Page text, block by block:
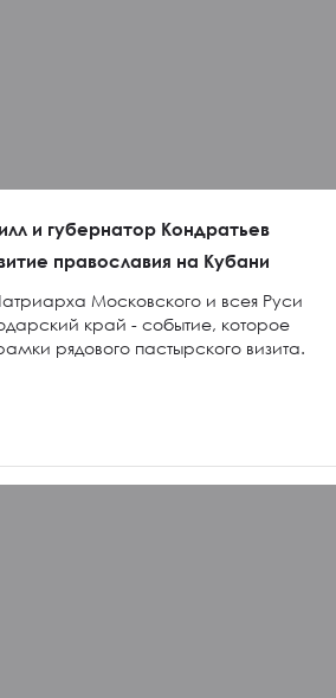
и губернатор Кондратьев
православия на Кубани
Московского и всея Руси
край - событие, которое
рядового пастырского визита.